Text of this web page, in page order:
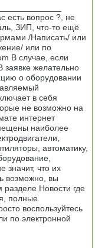
есть вопрос ?, не
ЗИП, что-то ещё
/Написать/ или
или по
В случае, если
заявке желательно
о оборудовании
в себя
не возможно на
интернет
наиболее
автоматику,
значит, что их
возможно, вы
Новости где
полные
воспользуйтесь
по электронной